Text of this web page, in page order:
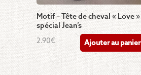
Motif – Tête de cheval « Love »
spécial Jean’s
2.90€ Ajouter au panier